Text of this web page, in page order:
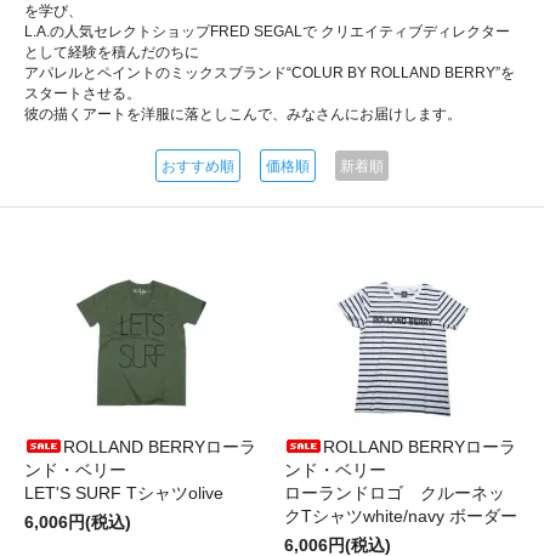
を学び、
L.A.の人気セレクトショップFRED SEGALで クリエイティブディレクター
として経験を積んだのちに
アパレルとペイントのミックスブランド“COLUR BY ROLLAND BERRY”を
スタートさせる。
彼の描くアートを洋服に落としこんで、みなさんにお届けします。
おすすめ順 価格順 新着順
ROLLAND BERRYローラ
ンド・ベリー
LET'S SURF Tシャツolive
6,006円(税込)
ROLLAND BERRYローラ
ンド・ベリー
ローランドロゴ クルーネッ
クTシャツwhite/navy ボーダー
6,006円(税込)